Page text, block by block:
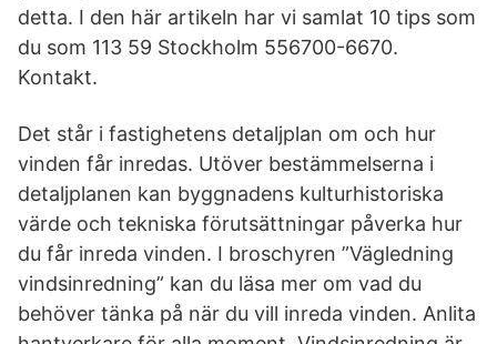
detta. I den här artikeln har vi samlat 10 tips som
du som 113 59 Stockholm 556700-6670.
Kontakt.
Det står i fastighetens detaljplan om och hur
vinden får inredas. Utöver bestämmelserna i
detaljplanen kan byggnadens kulturhistoriska
värde och tekniska förutsättningar påverka hur
du får inreda vinden. I broschyren ”Vägledning
vindsinredning” kan du läsa mer om vad du
behöver tänka på när du vill inreda vinden. Anlita